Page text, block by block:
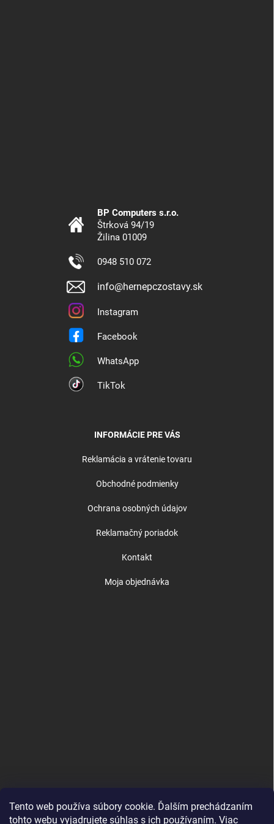
Tento web používa súbory cookie. Ďalším prechádzaním
tohto webu vyjadrujete súhlas s ich používaním. Viac
BP Computers s.r.o.
Štrková 94/19
Žilina 01009
0948 510 072
info@hernepczostavy.sk
Instagram
Facebook
WhatsApp
TikTok
INFORMÁCIE PRE VÁS
Reklamácia a vrátenie tovaru
Obchodné podmienky
Ochrana osobných údajov
Reklamačný poriadok
Kontakt
Moja objednávka